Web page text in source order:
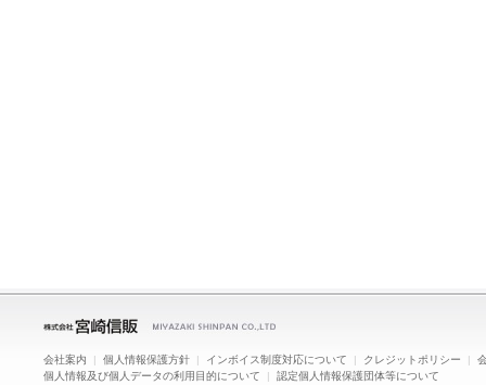
会社案内 | 個人情報保護方針 | インボイス制度対応について | クレジットポリシー |
個人情報及び個人データの利用目的について | 認定個人情報保護団体等について